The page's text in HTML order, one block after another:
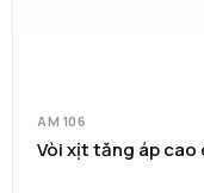
AM 106
Vòi xịt tăng áp cao